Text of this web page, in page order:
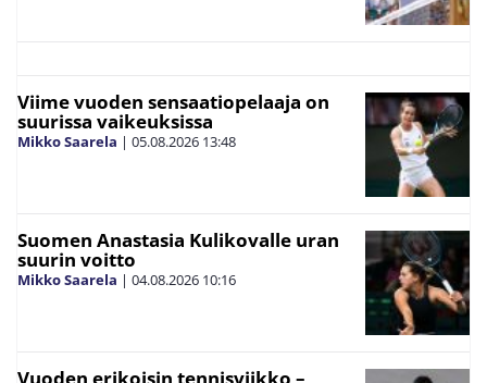
Viime vuoden sensaatiopelaaja on
suurissa vaikeuksissa
Mikko Saarela | 05.08.2026 13:48
Suomen Anastasia Kulikovalle uran
suurin voitto
Mikko Saarela | 04.08.2026 10:16
Vuoden erikoisin tennisviikko –